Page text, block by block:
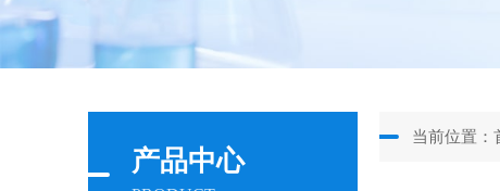
产品中心
当前位置：